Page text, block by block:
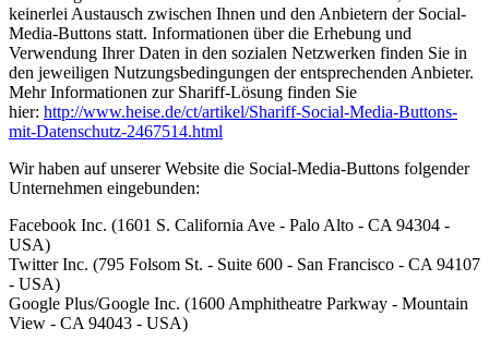
keinerlei Austausch zwischen Ihnen und den Anbietern der Social-
Media-Buttons statt. Informationen über die Erhebung und
Verwendung Ihrer Daten in den sozialen Netzwerken finden Sie in
den jeweiligen Nutzungsbedingungen der entsprechenden Anbieter.
Mehr Informationen zur Shariff-Lösung finden Sie
hier: http://www.heise.de/ct/artikel/Shariff-Social-Media-Buttons-
mit-Datenschutz-2467514.html
Wir haben auf unserer Website die Social-Media-Buttons folgender
Unternehmen eingebunden:
Facebook Inc. (1601 S. California Ave - Palo Alto - CA 94304 -
USA)
Twitter Inc. (795 Folsom St. - Suite 600 - San Francisco - CA 94107
- USA)
Google Plus/Google Inc. (1600 Amphitheatre Parkway - Mountain
View - CA 94043 - USA)